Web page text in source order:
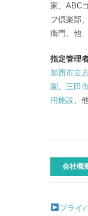
家、ABC
フ倶楽部
衛門、他
指定管理
加西市立
園
三田
用施設 、
会社概
プライ